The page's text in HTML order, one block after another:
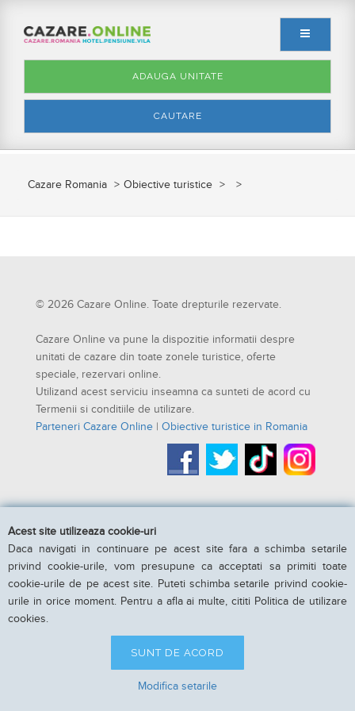
Acest site utilizeaza cookie-uri
Daca navigati in continuare pe acest site fara a schimba setarile
privind cookie-urile, vom presupune ca acceptati sa primiti toate
cookie-urile de pe acest site. Puteti schimba setarile privind cookie-
urile in orice moment. Pentru a afla ai multe, cititi Politica de utilizare
cookies.
SUNT DE ACORD
Modifica setarile
CAUTARE
ADAUGA UNITATE
Cazare Romania Obiective turistice
© 2026 Cazare Online. Toate drepturile rezervate.
Cazare Online va pune la dispozitie informatii despre
unitati de cazare din toate zonele turistice, oferte
speciale, rezervari online.
Utilizand acest serviciu inseamna ca sunteti de acord cu
Termenii si conditiile de utilizare.
Parteneri Cazare Online | Obiective turistice in Romania